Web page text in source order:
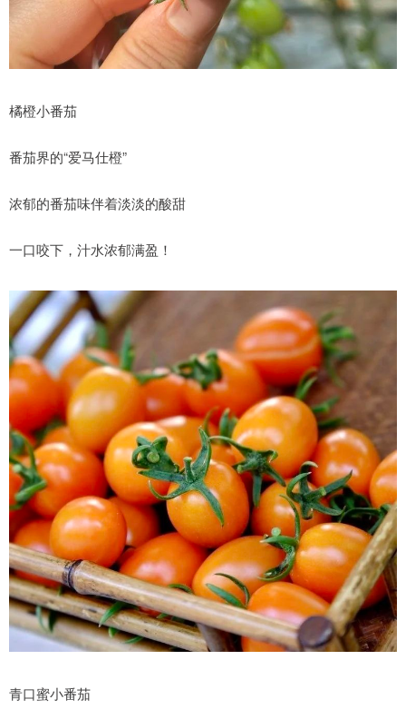
橘橙小番茄
番茄界的“爱马仕橙”
浓郁的番茄味伴着淡淡的酸甜
一口咬下，汁水浓郁满盈！
青口蜜小番茄